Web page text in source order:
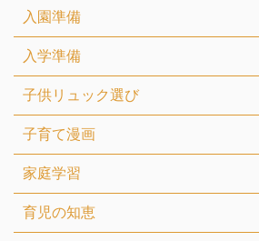
入園準備
入学準備
子供リュック選び
子育て漫画
家庭学習
育児の知恵